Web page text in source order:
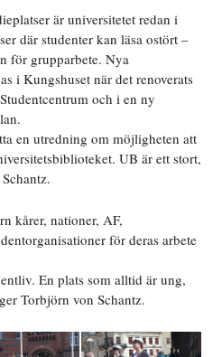
är universitetet redan i
där studenter kan läsa ostört –
för grupparbete. Nya
i Kungshuset när det renoverats
och i en ny
en utredning om möjligheten att
UB är ett stort,
kårer, nationer, AF,
för deras arbete
En plats som alltid är ung,
Torbjörn von Schantz.